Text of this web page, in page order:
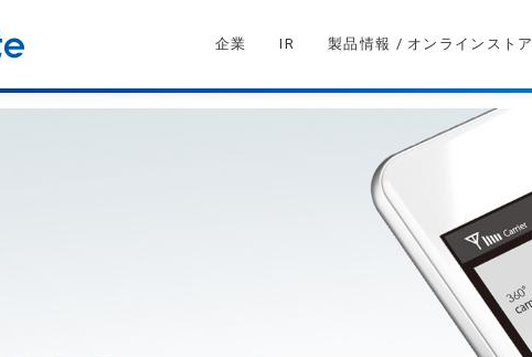
企業 IR 製品情報 / オンラインストア